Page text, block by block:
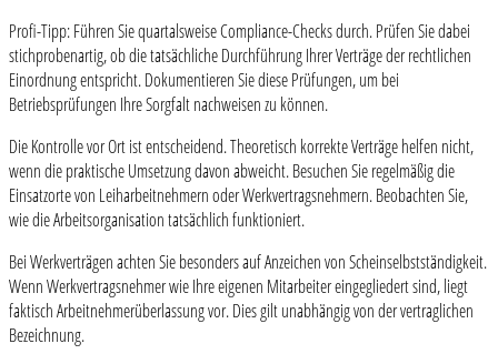
Profi-Tipp: Führen Sie quartalsweise Compliance-Checks durch. Prüfen Sie dabei
stichprobenartig, ob die tatsächliche Durchführung Ihrer Verträge der rechtlichen
Einordnung entspricht. Dokumentieren Sie diese Prüfungen, um bei
Betriebsprüfungen Ihre Sorgfalt nachweisen zu können.
Die Kontrolle vor Ort ist entscheidend. Theoretisch korrekte Verträge helfen nicht,
wenn die praktische Umsetzung davon abweicht. Besuchen Sie regelmäßig die
Einsatzorte von Leiharbeitnehmern oder Werkvertragsnehmern. Beobachten Sie,
wie die Arbeitsorganisation tatsächlich funktioniert.
Bei Werkverträgen achten Sie besonders auf Anzeichen von Scheinselbstständigkeit.
Wenn Werkvertragsnehmer wie Ihre eigenen Mitarbeiter eingegliedert sind, liegt
faktisch Arbeitnehmerüberlassung vor. Dies gilt unabhängig von der vertraglichen
Bezeichnung.